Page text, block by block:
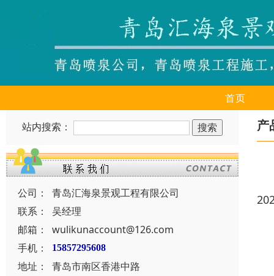
首页
站内搜索：
公司：
青岛汇海泉景观工程有限公司
联系：
吴经理
邮箱：
wulikunaccount@126.com
手机：
15857295608
地址：
青岛市南区香港中路
产